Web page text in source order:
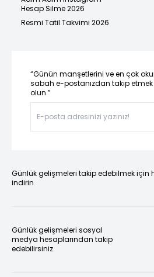
Hesap Silme 2026
Resmi Tatil Takvimi 2026
“Günün manşetlerini ve en çok
sabah e-postanızdan takip
olun.”
Günlük gelişmeleri takip edebilmek için
indirin
Günlük gelişmeleri sosyal
medya hesaplarından takip
edebilirsiniz.